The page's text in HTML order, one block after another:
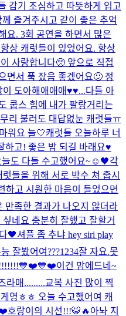
감기 조심하고 따뜻하게 입고
즐겨주시고 같이 좋은 추억
요. 3회 공연을 하면서 많은
상 캐럿들이 있었어요. 항상
사랑합니다🥺 앞으로 직접
면서 푹 잤음 좋겠어요🙂 정
이 도아해애애애♥️♥...다들 아
쿱스 힘에 내가 팔랑거리는
리 불러도 대답없눈 캐럿들ㅠ
워요 늘🤍캐럿들 오늘하루 너
하고! 좋은 밤 되길 바래요♥️
늘도 다들 수고했어요~☺️ 🖤각
들을 위해 서로 박수 쳐 줍시
하고 시원한 마음이 들었으면
만족한 결과가 나오지 않더라
네요 충분히 잘했고 잘할거
🖤셔플 좀 추냐 hey siri play
잘봤어여???1234잘 자요.못
이건 맘에드네~
라매.........교복 사진 많이 찍
영ㅎㅎ 오늘 수고했어여 캐
❤️호랑이의 시선!!!🐯🔥 아놔 지